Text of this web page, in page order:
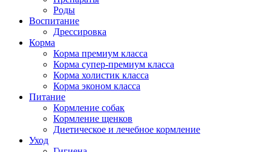
Роды
Воспитание
Дрессировка
Корма
Корма премиум класса
Корма супер-премиум класса
Корма холистик класса
Корма эконом класса
Питание
Кормление собак
Кормление щенков
Диетическое и лечебное кормление
Уход